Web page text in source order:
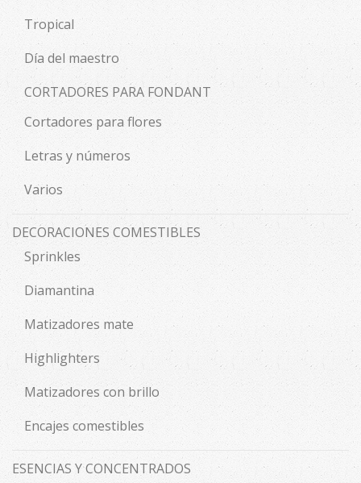
Tropical
Día del maestro
CORTADORES PARA FONDANT
Cortadores para flores
Letras y números
Varios
DECORACIONES COMESTIBLES
Sprinkles
Diamantina
Matizadores mate
Highlighters
Matizadores con brillo
Encajes comestibles
ESENCIAS Y CONCENTRADOS